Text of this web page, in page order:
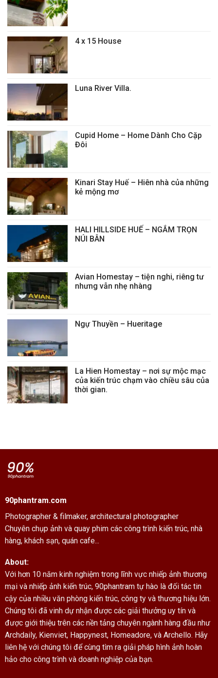
4 x 15 House
Luna River Villa.
Cupid Home – Home Dành Cho Cặp
Đôi
Kinari Stay Huế – Hiên nhà của những
kẻ mộng mơ
HALI HILLSIDE HUẾ – NGẮM TRỌN
NÚI BÂN
Avian Homestay – tiện nghi, riêng tư
nhưng vẫn nhẹ nhàng
Ngự Thuyền – Hueritage
La Hien Homestay – nơi sự mộc mạc
của kiến trúc chạm vào chiều sâu của
thời gian.
90phantram.com
Photographer & filmaker, architectural photographer
Chuyên chụp ảnh và quay phim các công trình kiến trúc, nhà
hàng, khách sạn, quán cafe...
About:
Với hơn 10 năm kinh nghiệm trong lĩnh vực nhiếp ảnh thương
mại và nhiếp ảnh kiến trúc, 90phantram tự hào là đối tác tin
cậy của nhiều văn phòng kiến trúc, công ty và thương hiệu lớn.
Chúng tôi đã vinh dự nhận được các giải thưởng uy tín và
được giới thiệu trên các nền tảng chuyên ngành hàng đầu như
Archdaily, Kienviet, Happynest, Homeadore, và Archello. Hãy
liên hệ với chúng tôi để cùng tìm ra giải pháp hình ảnh hoàn
hảo cho công trình và doanh nghiệp của bạn.